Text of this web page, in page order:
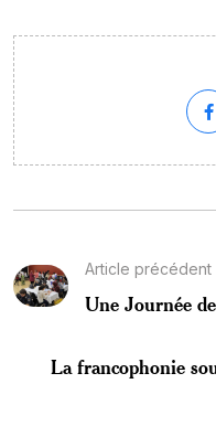
Article précédent
Une Journée
La francophonie